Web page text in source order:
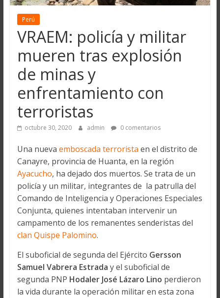
Perú
VRAEM: policía y militar
mueren tras explosión
de minas y
enfrentamiento con
terroristas
octubre 30, 2020 admin 0 comentarios
Una nueva emboscada terrorista en el distrito de
Canayre, provincia de Huanta, en la región
Ayacucho, ha dejado dos muertos. Se trata de un
policía y un militar, integrantes de la patrulla del
Comando de Inteligencia y Operaciones Especiales
Conjunta, quienes intentaban intervenir un
campamento de los remanentes senderistas del
clan Quispe Palomino.
El suboficial de segunda del Ejército Gersson
Samuel Vabrera Estrada y el suboficial de
segunda PNP Hodaler José Lázaro Lino perdieron
la vida durante la operación militar en esta zona